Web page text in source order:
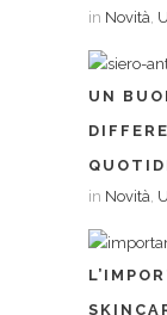
in Novità,
UN
in Novità,